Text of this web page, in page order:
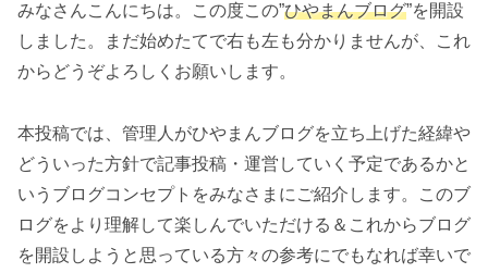
みなさんこんにちは。この度この”ひやまんブログ”を開設
しました。まだ始めたてで右も左も分かりませんが、これ
からどうぞよろしくお願いします。
本投稿では、管理人がひやまんブログを立ち上げた経緯や
どういった方針で記事投稿・運営していく予定であるかと
いうブログコンセプトをみなさまにご紹介します。このブ
ログをより理解して楽しんでいただける＆これからブログ
を開設しようと思っている方々の参考にでもなれば幸いで